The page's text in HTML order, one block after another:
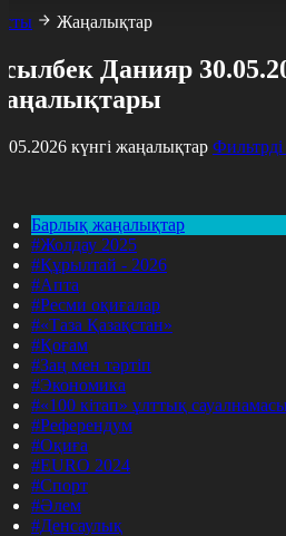
Жаңалықтар
Данияр
күнгі жаңалықтар Фильтрді
Барлық жаңалықтар
#Жолдау 2025
#Құрылтай - 2026
#Апта
#Ресми оқиғалар
#«Таза Қазақстан»
#Қоғам
#Заң мен тәртіп
#Экономика
#«100 кітап» ұлттық
#Референдум
#Оқиға
#EURO 2024
#Спорт
#Әлем
#Денсаулық